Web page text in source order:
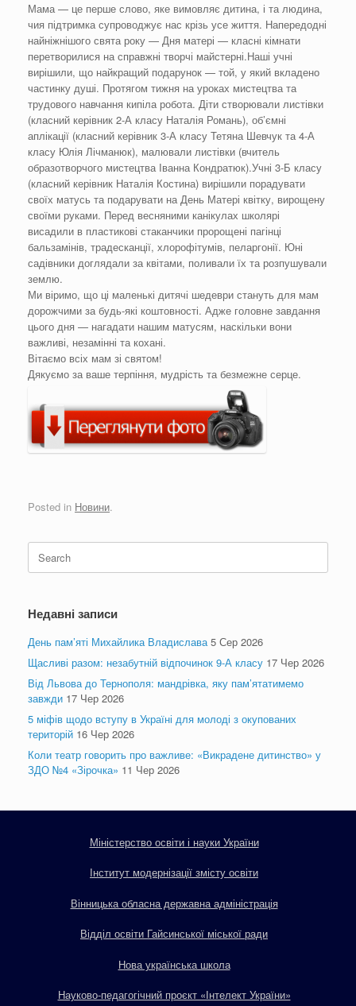
Мама — це перше слово, яке вимовляє дитина, і та людина,
чия підтримка супроводжує нас крізь усе життя. Напередодні
найніжнішого свята року — Дня матері — класні кімнати
перетворилися на справжні творчі майстерні.Наші учні
вирішили, що найкращий подарунок — той, у який вкладено
частинку душі. Протягом тижня на уроках мистецтва та
трудового навчання кипіла робота. Діти створювали листівки
(класний керівник 2-А класу Наталія Романь), об’ємні
аплікації (класний керівник 3-А класу Тетяна Шевчук та 4-А
класу Юлія Лічманюк), малювали листівки (вчитель
образотворчого мистецтва Іванна Кондратюк).Учні 3-Б класу
(класний керівник Наталія Костина) вирішили порадувати
своїх матусь та подарувати на День Матері квітку, вирощену
своїми руками. Перед весняними канікулах школярі
висадили в пластикові стаканчики пророщені пагінці
бальзамінів, традесканції, хлорофітумів, пеларгонії. Юні
садівники доглядали за квітами, поливали їх та розпушували
землю.
Ми віримо, що ці маленькі дитячі шедеври стануть для мам
дорожчими за будь-які коштовності. Адже головне завдання
цього дня — нагадати нашим матусям, наскільки вони
важливі, незамінні та кохані.
Вітаємо всіх мам зі святом!
Дякуємо за ваше терпіння, мудрість та безмежне серце.
Posted in Новини.
Search
for:
Недавні записи
День пам’яті Михайлика Владислава 5 Сер 2026
Щасливі разом: незабутній відпочинок 9-А класу 17 Чер 2026
Від Львова до Тернополя: мандрівка, яку пам’ятатимемо
завжди 17 Чер 2026
5 міфів щодо вступу в Україні для молоді з окупованих
територій 16 Чер 2026
Коли театр говорить про важливе: «Викрадене дитинство» у
ЗДО №4 «Зірочка» 11 Чер 2026
Міністерство освіти і науки України
Інститут модернізації змісту освіти
Вінницька обласна державна адміністрація
Відділ освіти Гайсинської міської ради
Нова українська школа
Науково-педагогічний проєкт «Інтелект України»